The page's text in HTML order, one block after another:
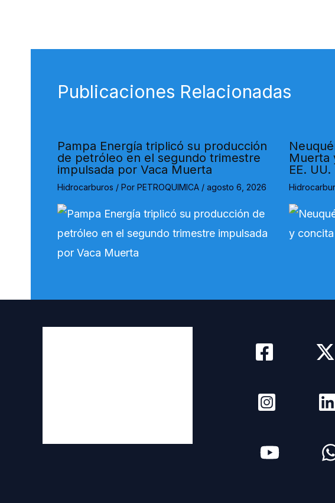
Publicaciones Relacionadas
Pampa Energía triplicó su producción
de petróleo en el segundo trimestre
impulsada por Vaca Muerta
Hidrocarburos / Por PETROQUIMICA / agosto 6, 2026
Muerta
EE. UU.